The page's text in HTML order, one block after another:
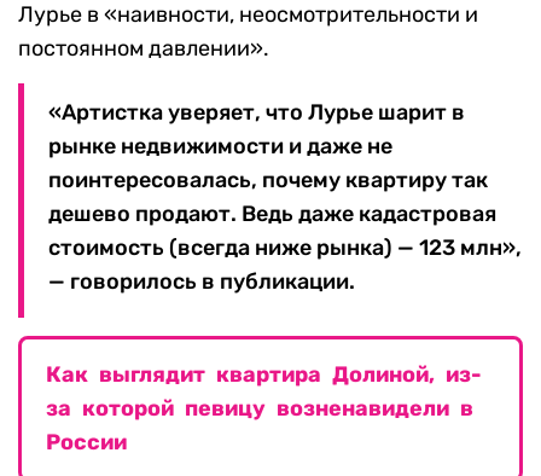
Лурье в «наивности, неосмотрительности и
постоянном давлении».
«Артистка уверяет, что Лурье шарит в
рынке недвижимости и даже не
поинтересовалась, почему квартиру так
дешево продают. Ведь даже кадастровая
стоимость (всегда ниже рынка) — 123 млн»,
— говорилось в публикации.
Как выглядит квартира Долиной, из-
за которой певицу возненавидели в
России